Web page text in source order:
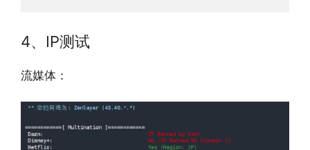
4、IP测试
流媒体：